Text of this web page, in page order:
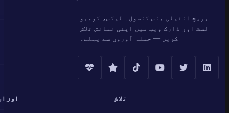
بریچ انٹیلی جنس کنسول۔ لیکس، کومبو
لسٹ اور ڈارک ویب میں اپنی نمائش تلاش
کریں — حملہ آوروں سے پہلے۔
تلاش اوزار